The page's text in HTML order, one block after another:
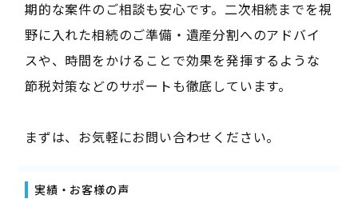
期的な案件のご相談も安心です。二次相続までを視
野に入れた相続のご準備・遺産分割へのアドバイ
スや、時間をかけることで効果を発揮するような
節税対策などのサポートも徹底しています。
まずは、お気軽にお問い合わせください。
実績・お客様の声